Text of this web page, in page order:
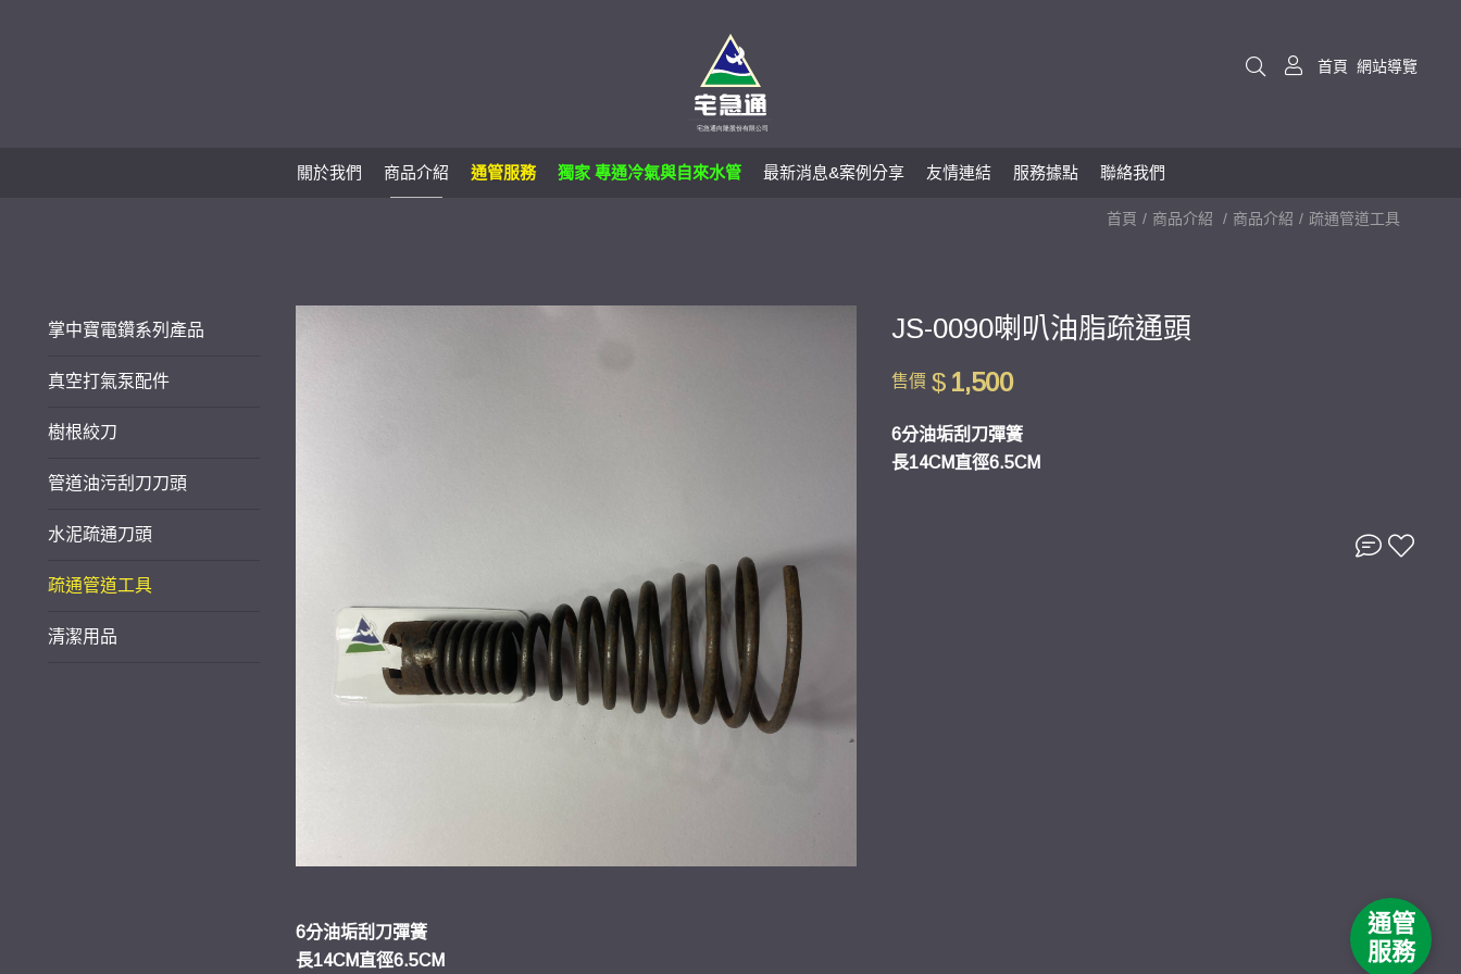
首頁 網站導覽
關於我們 商品介紹 通管服務 獨家 專通冷氣與自來水管 最新消息&案例分享 友情連結 服務據點 聯絡我們
首頁 商品介紹 商品介紹 疏通管道工具
掌中寶電鑽系列產品
真空打氣泵配件
樹根絞刀
管道油污刮刀刀頭
水泥疏通刀頭
疏通管道工具
清潔用品
JS-0090喇叭油脂疏通頭
售價 $ 1,500
6分油垢刮刀彈簧
長14CM直徑6.5CM
6分油垢刮刀彈簧
長14CM直徑6.5CM
通管
服務